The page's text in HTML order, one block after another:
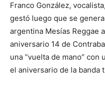
Franco González,
gestó luego que se
argentina Mesías Reggae
aniversario 14 de
una “vuelta de mano”
el aniversario de la banda